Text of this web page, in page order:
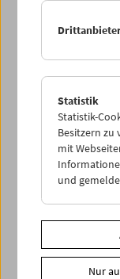
PROGRAMM
Share on
Statistik
Statistik-
Besitzern zu
mit
und
Nur